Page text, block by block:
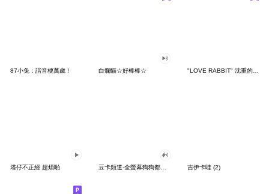
87小兔：諧音梗萬歲 ! 白爛貓☆好棒棒☆ "LOVE RABBIT" 沈重的愛 台灣版
塔仔不正經 超煩啪 吉伊卡哇 (2)